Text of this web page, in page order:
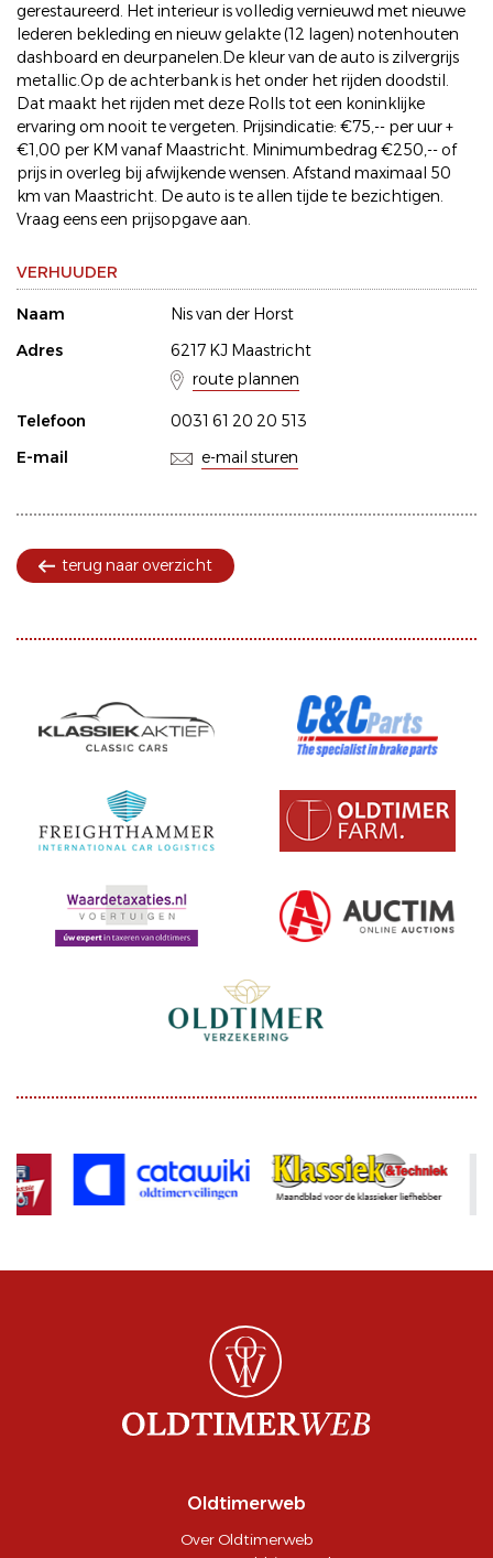
gerestaureerd. Het interieur is volledig vernieuwd met nieuwe
lederen bekleding en nieuw gelakte (12 lagen) notenhouten
dashboard en deurpanelen.De kleur van de auto is zilvergrijs
metallic.Op de achterbank is het onder het rijden doodstil.
Dat maakt het rijden met deze Rolls tot een koninklijke
ervaring om nooit te vergeten. Prijsindicatie: €75,-- per uur +
€1,00 per KM vanaf Maastricht. Minimumbedrag €250,-- of
prijs in overleg bij afwijkende wensen. Afstand maximaal 50
km van Maastricht. De auto is te allen tijde te bezichtigen.
Vraag eens een prijsopgave aan.
VERHUUDER
Naam
Nis van der Horst
Adres
6217 KJ Maastricht
route plannen
Telefoon
0031 61 20 20 513
E-mail
e-mail sturen
terug naar overzicht
Oldtimerweb
Over Oldtimerweb